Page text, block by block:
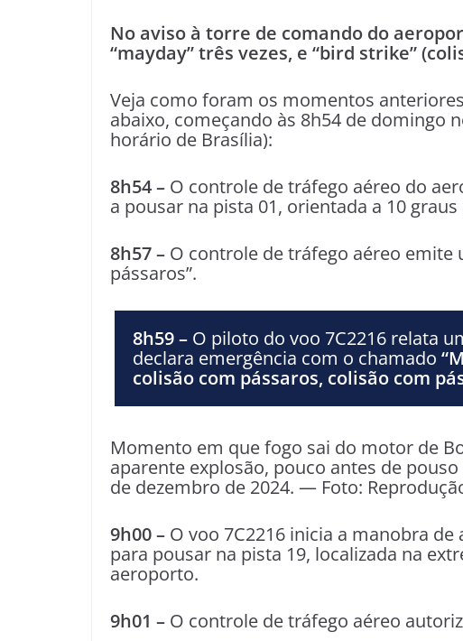
No aviso à torre de comando do
“mayday” três vezes, e “bird strike”
Veja como foram os momentos
abaixo, começando às 8h54 de domingo
horário de Brasília):
8h54 – O controle de tráfego aéreo do
a pousar na pista 01, orientada a 10
8h57 – O controle de tráfego aéreo emite
pássaros”.
8h59 – O piloto do voo 7C2216 relata
declara emergência com o chamado
colisão com pássaros, colisão com
Momento em que fogo sai do motor de
aparente explosão, pouco antes de
de dezembro de 2024. — Foto:
9h00 – O voo 7C2216 inicia a manobra
para pousar na pista 19, localizada na
aeroporto.
9h01 – O controle de tráfego aéreo